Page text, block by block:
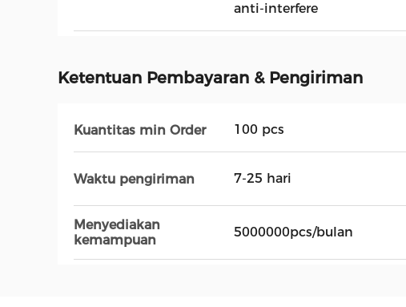
anti-interfere
Ketentuan Pembayaran & Pengiriman
Kuantitas min Order 100 pcs
Waktu pengiriman 7-25 hari
Menyediakan
kemampuan
5000000pcs/bulan